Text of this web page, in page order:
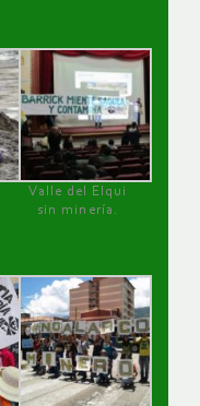
Valle del Elqui
sin minería.